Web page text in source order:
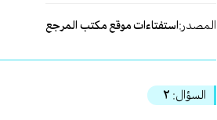
المصدر:استفتاءات موقع مكتب المرجع
السؤال: ٢